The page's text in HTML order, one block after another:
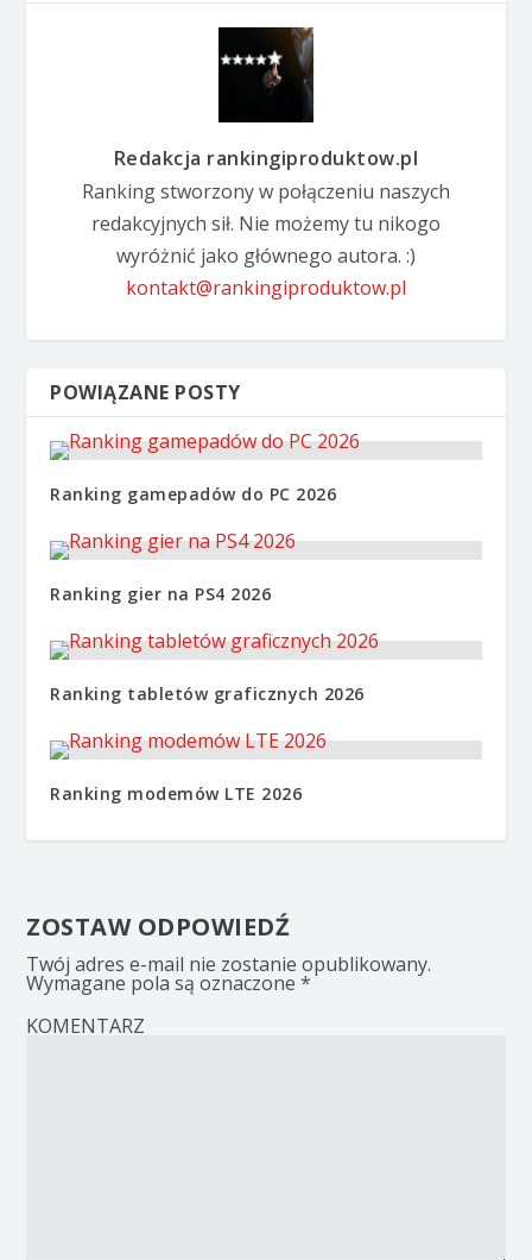
Redakcja rankingiproduktow.pl
Ranking stworzony w połączeniu naszych
redakcyjnych sił. Nie możemy tu nikogo
wyróżnić jako głównego autora. :)
kontakt@rankingiproduktow.pl
POWIĄZANE POSTY
Ranking gamepadów do PC 2026
Ranking gier na PS4 2026
Ranking tabletów graficznych 2026
Ranking modemów LTE 2026
ZOSTAW ODPOWIEDŹ
Twój adres e-mail nie zostanie opublikowany.
Wymagane pola są oznaczone*
KOMENTARZ